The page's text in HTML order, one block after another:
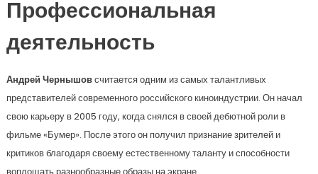
Профессиональная
деятельность
Андрей Чернышовсчитается одним из самых талантливых
представителей современного российского киноиндустрии. Он начал
свою карьеру в 2005 году, когда снялся в своей дебютной роли в
фильме «Бумер». После этого он получил признание зрителей и
критиков благодаря своему естественному таланту и способности